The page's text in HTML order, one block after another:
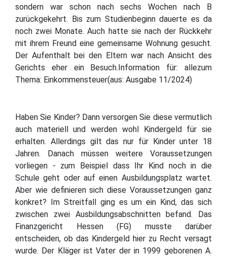
sondern war schon nach sechs Wochen nach B
zurückgekehrt. Bis zum Studienbeginn dauerte es da
noch zwei Monate. Auch hatte sie nach der Rückkehr
mit ihrem Freund eine gemeinsame Wohnung gesucht.
Der Aufenthalt bei den Eltern war nach Ansicht des
Gerichts eher ein Besuch.Information für: allezum
Thema: Einkommensteuer(aus: Ausgabe 11/2024)
Haben Sie Kinder? Dann versorgen Sie diese vermutlich
auch materiell und werden wohl Kindergeld für sie
erhalten. Allerdings gilt das nur für Kinder unter 18
Jahren. Danach müssen weitere Voraussetzungen
vorliegen - zum Beispiel dass Ihr Kind noch in die
Schule geht oder auf einen Ausbildungsplatz wartet.
Aber wie definieren sich diese Voraussetzungen ganz
konkret? Im Streitfall ging es um ein Kind, das sich
zwischen zwei Ausbildungsabschnitten befand. Das
Finanzgericht Hessen (FG) musste darüber
entscheiden, ob das Kindergeld hier zu Recht versagt
wurde. Der Kläger ist Vater der in 1999 geborenen A.